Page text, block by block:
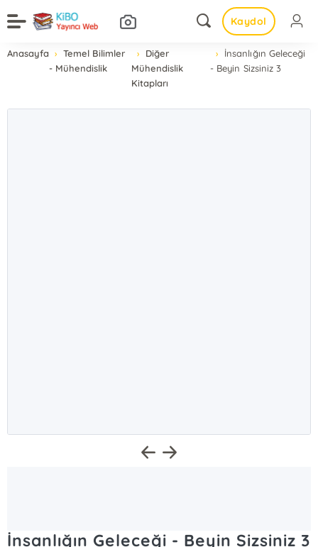
Kaydol
Anasayfa
Temel Bilimler
- Mühendislik
Diğer
Mühendislik
Kitapları
İnsanlığın Geleceği
- Beyin Sizsiniz 3
İnsanlığın Geleceği - Beyin Sizsiniz 3